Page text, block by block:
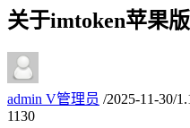
关于imtoken苹果
admin V管理员 /2025-11-30/
1130